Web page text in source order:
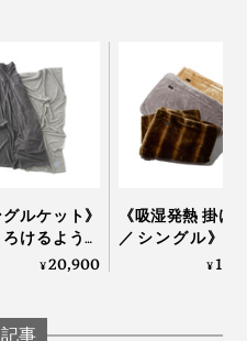
グルケット》
けるような
さ…コットンだ
」｜
¥20,900
《吸湿発熱 掛け
／シングル》1
5℃アップ！ 軽
¥
事